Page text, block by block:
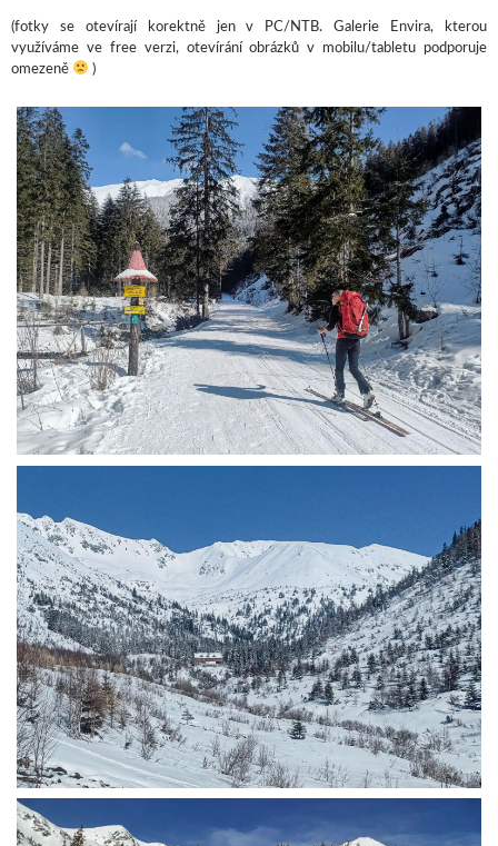
(fotky se otevírají korektně jen v PC/NTB. Galerie Envira, kterou
využíváme ve free verzi, otevírání obrázků v mobilu/tabletu podporuje
omezeně
)